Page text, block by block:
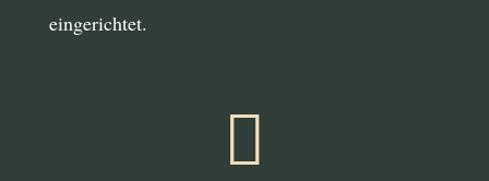
eingerichtet.
